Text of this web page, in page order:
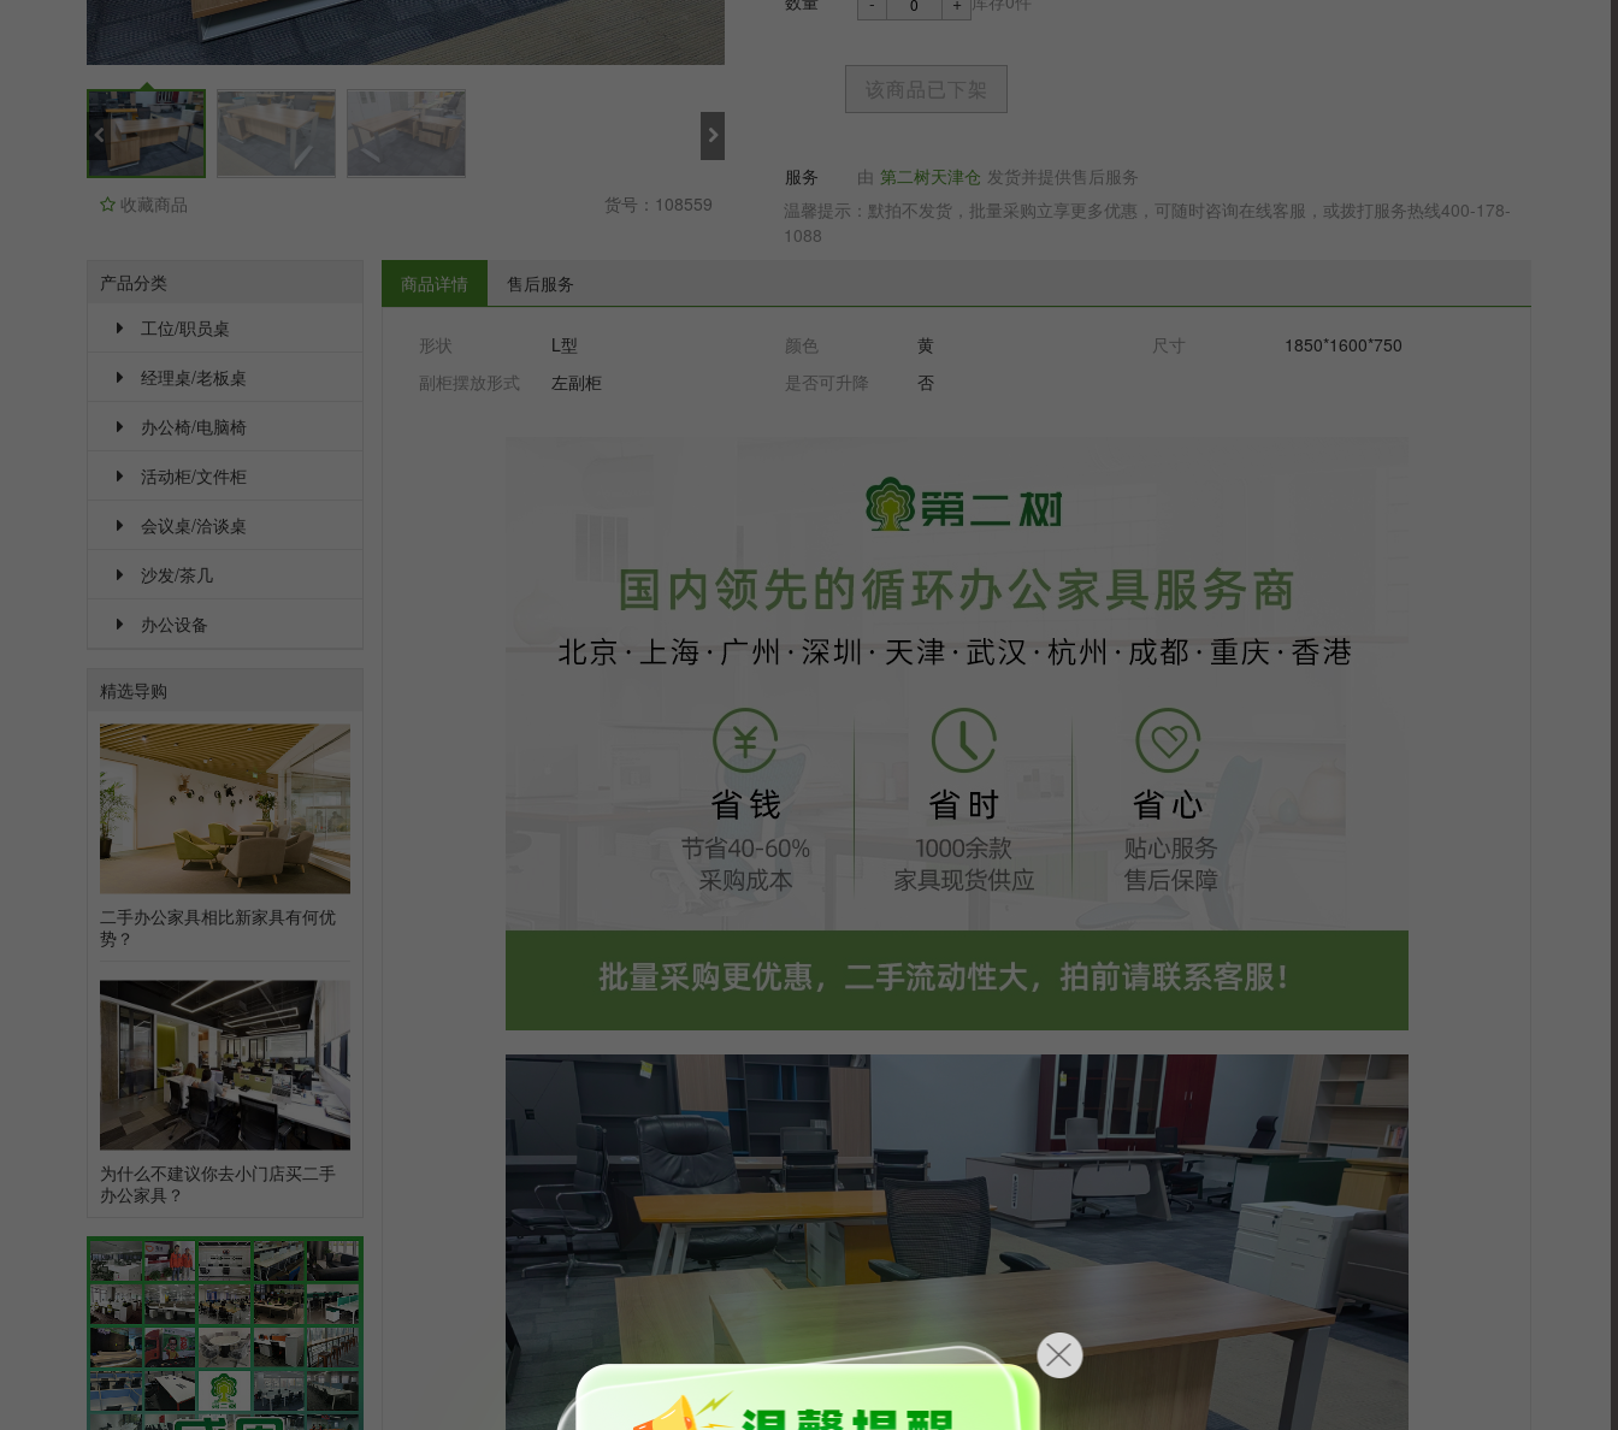
收藏商品 货号：108559
该商品已下架
服务 由 第二树天津仓 发货并提供售后服务
温馨提示：默拍不发货，批量采购立享更多优惠，可随时咨询在线客服，或拨打服务热线400-178-
1088
产品分类
工位/职员桌
经理桌/老板桌
办公椅/电脑椅
活动柜/文件柜
会议桌/洽谈桌
沙发/茶几
办公设备
精选导购
二手办公家具相比新家具有何优
势？
为什么不建议你去小门店买二手
办公家具？
商品详情 售后服务
形状 L型 颜色 黄 尺寸
1850*1600*750
副柜摆放形式
左副柜 是否可升降 否